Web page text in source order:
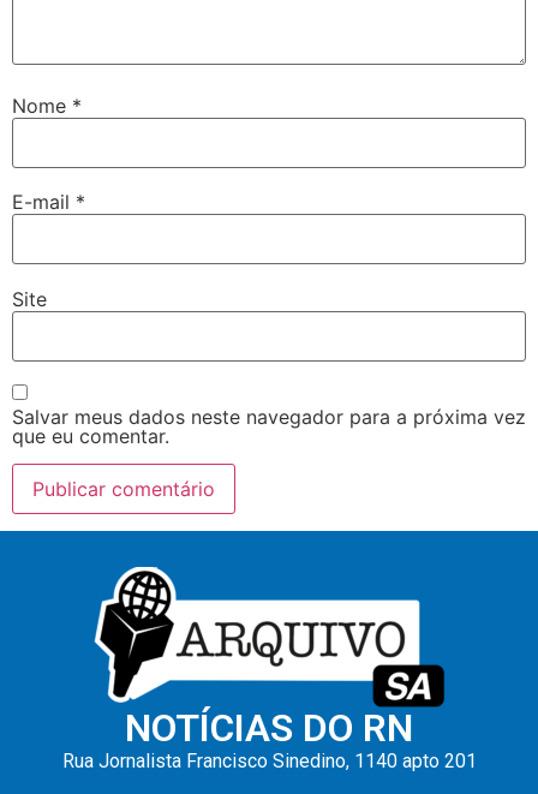
Nome *
E-mail *
Site
Salvar meus dados neste navegador para a próxima vez
que eu comentar.
NOTÍCIAS DO RN
Rua Jornalista Francisco Sinedino, 1140 apto 201